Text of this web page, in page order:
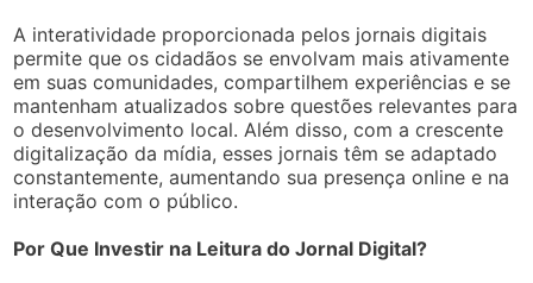
A interatividade proporcionada pelos jornais digitais
permite que os cidadãos se envolvam mais ativamente
em suas comunidades, compartilhem experiências e se
mantenham atualizados sobre questões relevantes para
o desenvolvimento local. Além disso, com a crescente
digitalização da mídia, esses jornais têm se adaptado
constantemente, aumentando sua presença online e na
interação com o público.
Por Que Investir na Leitura do Jornal Digital?